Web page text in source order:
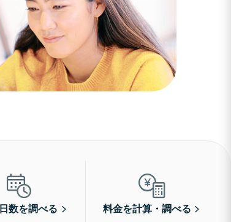
数を調べる 料金を計算・調べる